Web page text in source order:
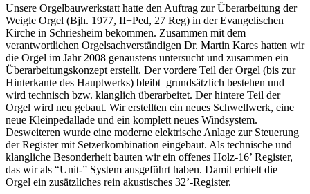
Unsere Orgelbauwerkstatt hatte den Auftrag zur Überarbeitung der
Weigle Orgel (Bjh. 1977, II+Ped, 27 Reg) in der Evangelischen
Kirche in Schriesheim bekommen. Zusammen mit dem
verantwortlichen Orgelsachverständigen Dr. Martin Kares hatten wir
die Orgel im Jahr 2008 genaustens untersucht und zusammen ein
Überarbeitungskonzept erstellt. Der vordere Teil der Orgel (bis zur
Hinterkante des Hauptwerks) bleibt grundsätzlich bestehen und
wird technisch bzw. klanglich überarbeitet. Der hintere Teil der
Orgel wird neu gebaut. Wir erstellten ein neues Schwellwerk, eine
neue Kleinpedallade und ein komplett neues Windsystem.
Desweiteren wurde eine moderne elektrische Anlage zur Steuerung
der Register mit Setzerkombination eingebaut. Als technische und
klangliche Besonderheit bauten wir ein offenes Holz-16’ Register,
das wir als “Unit-” System ausgeführt haben. Damit erhielt die
Orgel ein zusätzliches rein akustisches 32’-Register.